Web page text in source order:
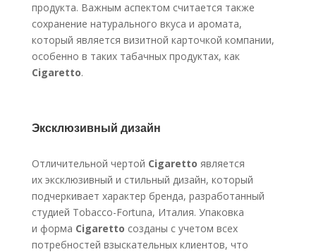
продукта. Важным аспектом считается также
сохранение натурального вкуса и аромата,
который является визитной карточкой компании,
особенно в таких табачных продуктах, как
Cigaretto.
Эксклюзивный дизайн
Отличительной чертой Cigaretto является
их эксклюзивный и стильный дизайн, который
подчеркивает характер бренда, разработанный
студией Tobacco-Fortuna, Италия. Упаковка
и форма Cigaretto созданы с учетом всех
потребностей взыскательных клиентов, что